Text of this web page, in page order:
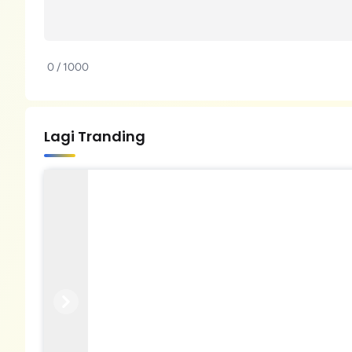
0 / 1000
Lagi Tranding